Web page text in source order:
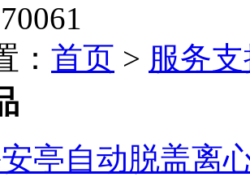
： 首页 > 服务
安亭自动脱盖离